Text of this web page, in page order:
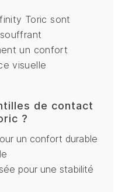
Toric sont
un confort
visuelle
de contact
?
un confort durable
pour une stabilité